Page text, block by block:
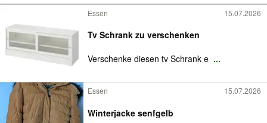
Essen 15.07.2026
Tv Schrank zu verschenken
Verschenke diesen tv Schrank e ...
Essen 15.07.2026
Winterjacke senfgelb